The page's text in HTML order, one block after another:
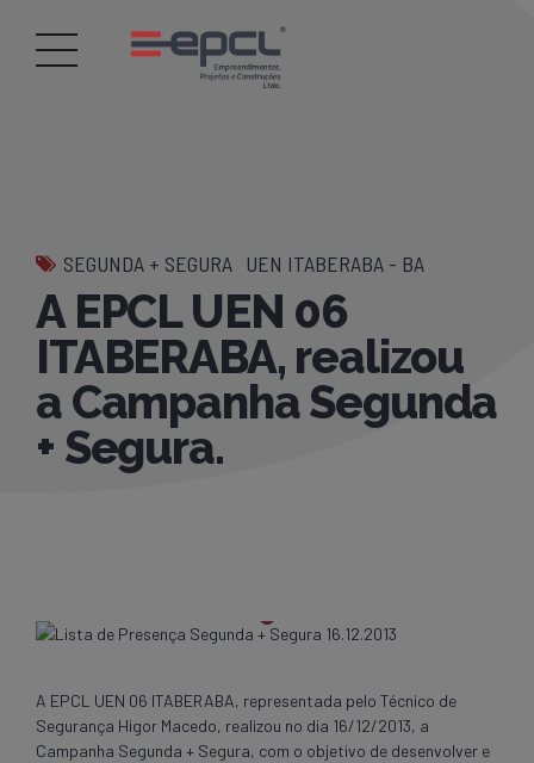
SEGUNDA + SEGURA UEN ITABERABA - BA
A EPCL UEN 06
ITABERABA, realizou
a Campanha Segunda
+ Segura.
A EPCL UEN 06 ITABERABA, representada pelo Técnico de
Segurança Higor Macedo, realizou no dia 16/12/2013, a
Campanha Segunda + Segura, com o objetivo de desenvolver e